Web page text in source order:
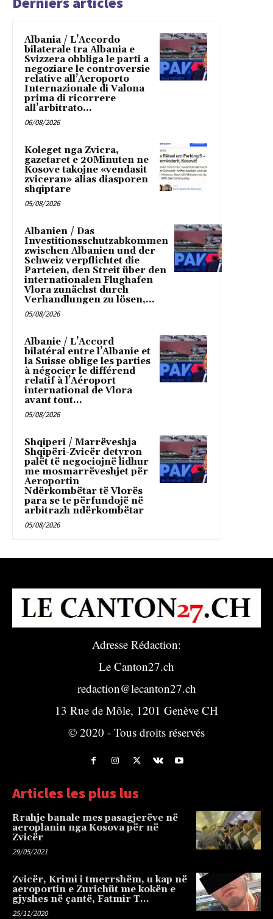
Albania / L’Accordo
bilaterale tra Albania e
Svizzera obbliga le parti a
negoziare le controversie
relative all’Aeroporto
Internazionale di Valona
prima di ricorrere
all’arbitrato...
06/08/2026
Koleget nga Zvicra,
gazetaret e 20Minuten ne
Kosove takojne «vendasit
zviceran» alias diasporen
shqiptare
05/08/2026
Albanien / Das
Investitionsschutzabkommen
zwischen Albanien und der
Schweiz verpflichtet die
Parteien, den Streit über den
internationalen Flughafen
Vlora zunächst durch
Verhandlungen zu lösen,...
05/08/2026
Albanie / L’Accord
bilatéral entre l’Albanie et
la Suisse oblige les parties
à négocier le différend
relatif à l’Aéroport
international de Vlora
avant tout...
05/08/2026
Shqiperi / Marrëveshja
Shqipëri-Zvicër detyron
palët të negociojnë lidhur
me mosmarrëveshjet për
Aeroportin
Ndërkombëtar të Vlorës
para se te përfundojë në
arbitrazh ndërkombëtar
05/08/2026
Adresse Rédaction:
Le Canton27.ch
redaction@lecanton27.ch
13 Rue de Môle, 1201 Genève CH
© 2020 - Tous droits réservés
Articles les plus lus
Rrahje banale mes pasagjerëve në
aeroplanin nga Kosova për në
Zvicër
29/05/2021
Zvicër, Krimi i tmerrshëm, u kap në
aeroportin e Zurichüt me kokën e
gjyshes në çantë, Fatmir T…
25/11/2020